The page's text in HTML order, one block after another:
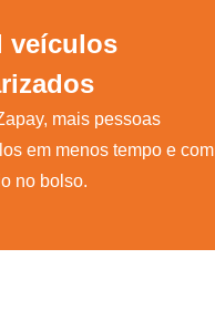
veículos
mais pessoas
em menos tempo e com
no bolso.